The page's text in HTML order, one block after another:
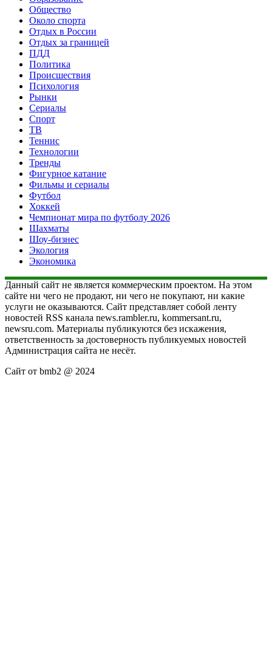
Общество
Около спорта
Отдых в России
Отдых за границей
ПДД
Политика
Происшествия
Психология
Рынки
Сериалы
Спорт
ТВ
Теннис
Технологии
Тренды
Фигурное катание
Фильмы и сериалы
Футбол
Хоккей
Чемпионат мира по футболу 2026
Шахматы
Шоу-бизнес
Экология
Экономика
Данный сайт не является коммерческим проектом. На этом
сайте ни чего не продают, ни чего не покупают, ни какие
услуги не оказываются. Сайт представляет собой ленту
новостей RSS канала news.rambler.ru, kommersant.ru,
newsru.com. Материалы публикуются без искажения,
ответственность за достоверность публикуемых новостей
Администрация сайта не несёт.
Сайт от bmb2 @ 2024